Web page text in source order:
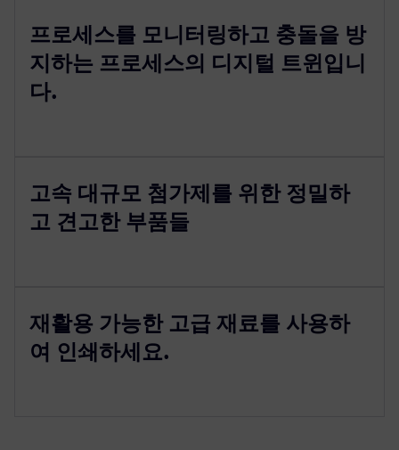
프로세스를 모니터링하고 충돌을 방
지하는 프로세스의 디지털 트윈입니
다.
고속 대규모 첨가제를 위한 정밀하
고 견고한 부품들
재활용 가능한 고급 재료를 사용하
여 인쇄하세요.